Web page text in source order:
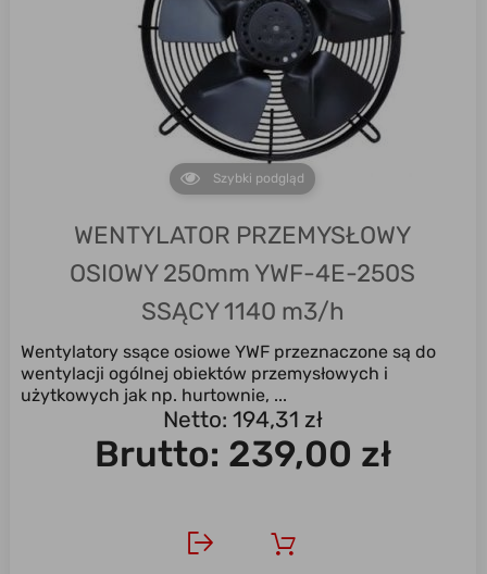
Szybki podgląd
WENTYLATOR PRZEMYSŁOWY
OSIOWY 250mm YWF-4E-250S
SSĄCY 1140 m3/h
Wentylatory ssące osiowe YWF przeznaczone są do
wentylacji ogólnej obiektów przemysłowych i
użytkowych jak np. hurtownie, ...
Netto: 194,31 zł
Brutto: 239,00 zł